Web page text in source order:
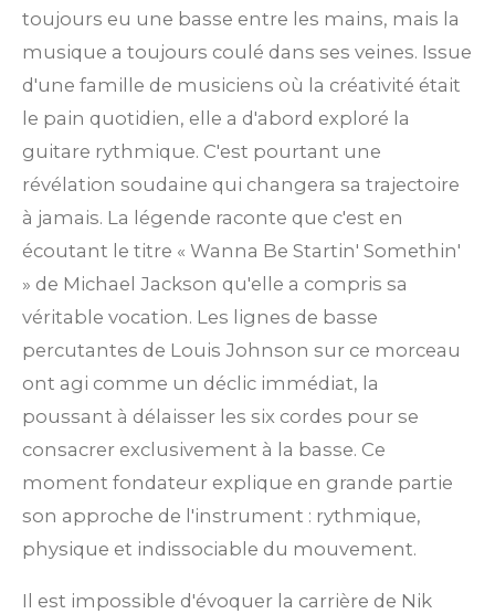
toujours eu une basse entre les mains, mais la
musique a toujours coulé dans ses veines. Issue
d'une famille de musiciens où la créativité était
le pain quotidien, elle a d'abord exploré la
guitare rythmique. C'est pourtant une
révélation soudaine qui changera sa trajectoire
à jamais. La légende raconte que c'est en
écoutant le titre « Wanna Be Startin' Somethin'
» de Michael Jackson qu'elle a compris sa
véritable vocation. Les lignes de basse
percutantes de Louis Johnson sur ce morceau
ont agi comme un déclic immédiat, la
poussant à délaisser les six cordes pour se
consacrer exclusivement à la basse. Ce
moment fondateur explique en grande partie
son approche de l'instrument : rythmique,
physique et indissociable du mouvement.
Il est impossible d'évoquer la carrière de Nik